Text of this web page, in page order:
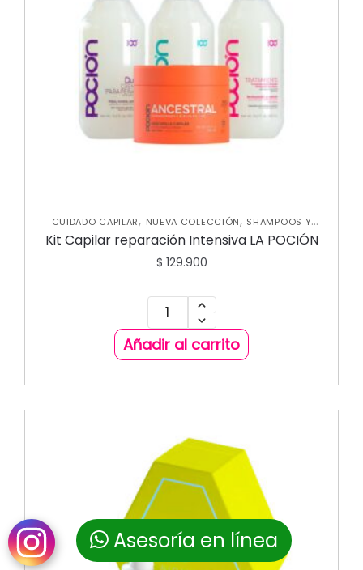
CUIDADO CAPILAR, NUEVA COLECCIÓN, SHAMPOOS Y
ACONDICIONADORES
,TRATAMIENTOS CAPILARES
Kit Capilar reparación Intensiva LA POCIÓN
$ 129.900
Añadir al carrito
Asesoría en línea